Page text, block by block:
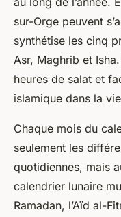
sur-Orge peuvent
synthétise les cinq
Asr, Maghrib et
heures de salat et
islamique dans la
Chaque mois du
seulement les
quotidiennes, mais
calendrier lunaire
Ramadan, l’Aïd al-